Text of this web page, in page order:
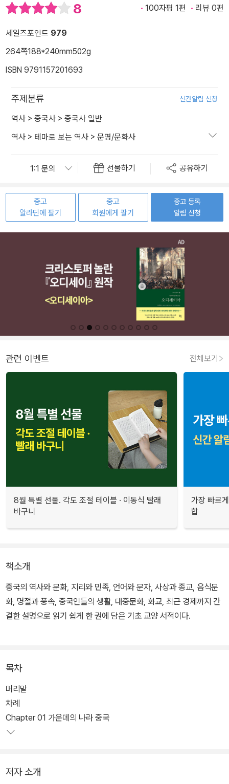
8 100자평 1편 리뷰 0편
세일즈포인트 979
264쪽188*240mm502g
ISBN 9791157201693
주제분류 신간알림 신청
역사 > 중국사 > 중국사 일반
역사 > 테마로 보는 역사 > 문명/문화사
선물하기 공유하기
중고
알라딘에 팔기
중고
회원에게 팔기
중고 등록
알림 신청
관련 이벤트 전체보기
8월 특별 선물. 각도 조절 테이블 · 이동식 빨래
바구니
가장 빠르
합
책소개
중국의 역사와 문화, 지리와 민족, 언어와 문자, 사상과 종교, 음식문
화, 명절과 풍속, 중국인들의 생활, 대중문화, 화교, 최근 경제까지 간
결한 설명으로 읽기 쉽게 한 권에 담은 기초 교양 서적이다.
목차
머리말
차례
Chapter 01 가운데의 나라 중국
저자 소개